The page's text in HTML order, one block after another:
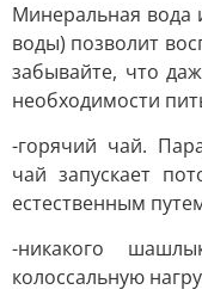
Минеральная вода
воды) позволит
забывайте, что
необходимости
-горячий чай.
чай запускает
естественным
-никакого
колоссальную